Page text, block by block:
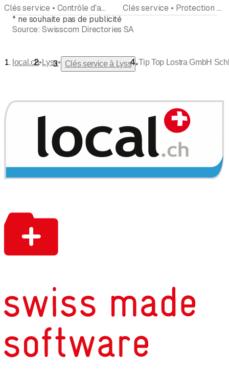
Clés service • Contrôle d'accès • Coffres-forts • Atelier de Gravure • Technique de Fermeture • Système de serrures • Appareils et dispositifs d'Alarme
Clés service • Protection contre l'effraction • Système de serrures • Appareils et dispositifs d'Alarme • Technique de Fermeture
*ne souhaite pas de publicité
Source: Swisscom Directories SA
local.ch• Lyss• Clés service à Lyss •Tip Top Lostra GmbH